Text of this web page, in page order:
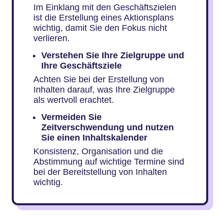
Im Einklang mit den Geschäftszielen
ist die Erstellung eines Aktionsplans
wichtig, damit Sie den Fokus nicht
verlieren.
Verstehen Sie Ihre Zielgruppe und
Ihre Geschäftsziele
Achten Sie bei der Erstellung von
Inhalten darauf, was Ihre Zielgruppe
als wertvoll erachtet.
Vermeiden Sie
Zeitverschwendung und nutzen
Sie einen Inhaltskalender
Konsistenz, Organisation und die
Abstimmung auf wichtige Termine sind
bei der Bereitstellung von Inhalten
wichtig.